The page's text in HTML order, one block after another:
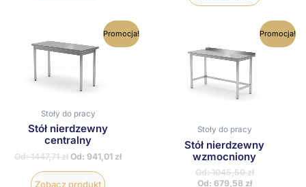
Promocja!
Stoły do pracy
Stół nierdzewny
centralny
Od:1447,71zł Od: 941,01 zł
Zobacz produkt
Ten
produkt
stronie
Promocja!
Stoły do pracy
Stół nierdzewny
wzmocniony
Od:1045,50zł
Od: 679,58 zł
Ten
produkt
produktu